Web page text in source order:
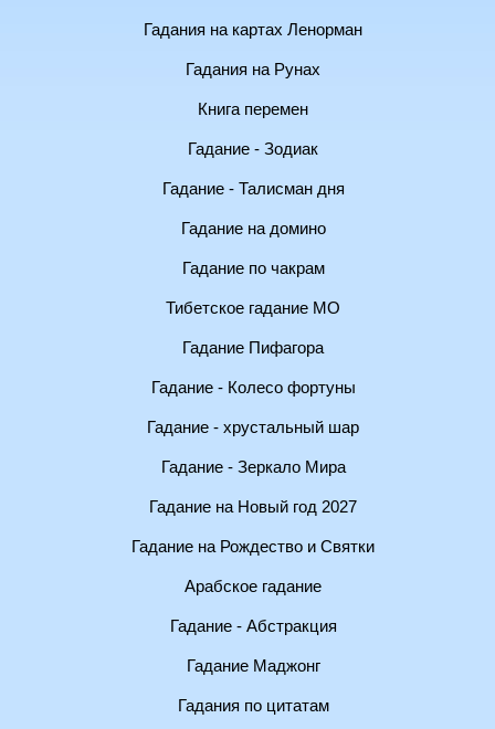
Гадания на картах Ленорман
Гадания на Рунах
Книга перемен
Гадание - Зодиак
Гадание - Талисман дня
Гадание на домино
Гадание по чакрам
Тибетское гадание МО
Гадание Пифагора
Гадание - Колесо фортуны
Гадание - хрустальный шар
Гадание - Зеркало Мира
Гадание на Новый год 2027
Гадание на Рождество и Святки
Арабское гадание
Гадание - Абстракция
Гадание Маджонг
Гадания по цитатам